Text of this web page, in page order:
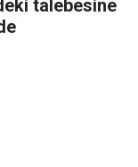
talebesine